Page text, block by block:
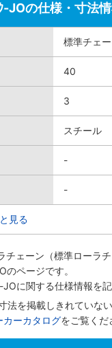
JOの仕様・寸法
標準チェ
40
3
スチール
-
-
見る
チェーン（標準ローラ
ページです。
に関する仕様情報を記
法を掲載しきれていな
カーカタログをご覧くだ